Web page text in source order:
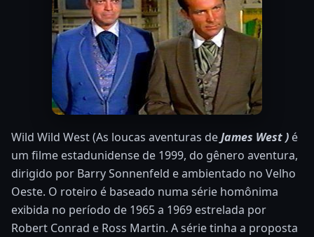
Wild Wild West (As loucas aventuras deJames West ) é
um filme estadunidense de 1999, do gênero aventura,
dirigido por Barry Sonnenfeld e ambientado no Velho
Oeste. O roteiro é baseado numa série homônima
exibida no período de 1965 a 1969 estrelada por
Robert Conrad e Ross Martin. A série tinha a proposta